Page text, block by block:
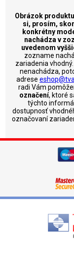
Obrázok
si, prosím,
konkrétny
nachádza v
uvedenom
zozname
zariadenia
nenachádza,
adrese
radi Vám
označení, ktoré
týchto
dostupnosť
označovaní